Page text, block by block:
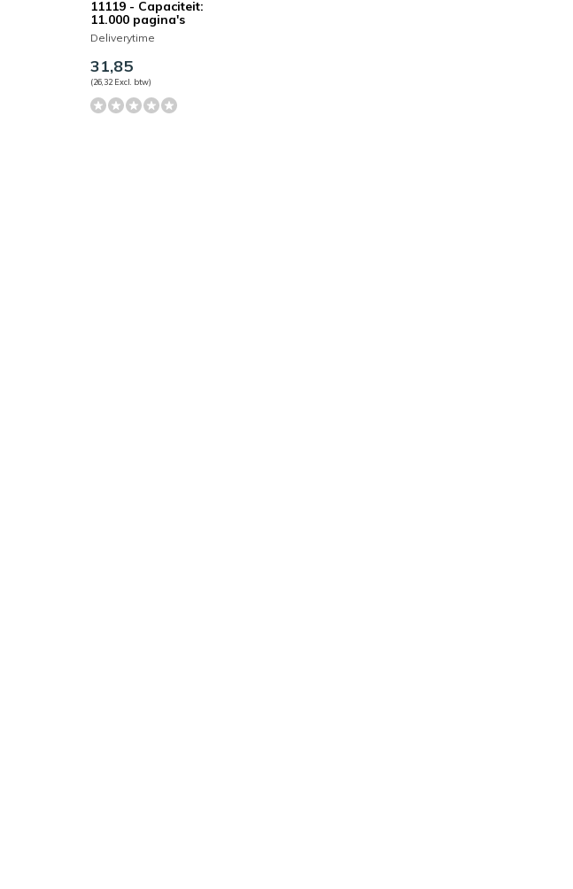
11119 - Capaciteit:
11.000 pagina's
Deliverytime
31,85
(26,32 Excl. btw)